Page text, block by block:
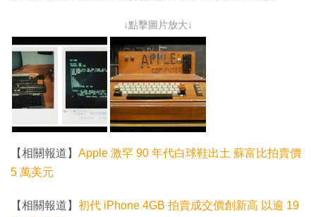
↓點擊圖片放大↓
【相關報道】 Apple 激罕 90 年代白球鞋出土 蘇富比拍賣價
5 萬美元
【相關報道】 初代 iPhone 4GB 拍賣成交價創新高 以逾 19